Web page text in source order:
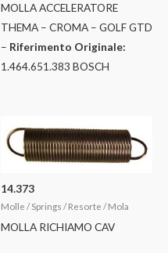
MOLLA ACCELERATORE
THEMA – CROMA – GOLF GTD
– Riferimento Originale:
1.464.651.383 BOSCH
14.373
Molle / Springs / Resorte / Mola
MOLLA RICHIAMO CAV